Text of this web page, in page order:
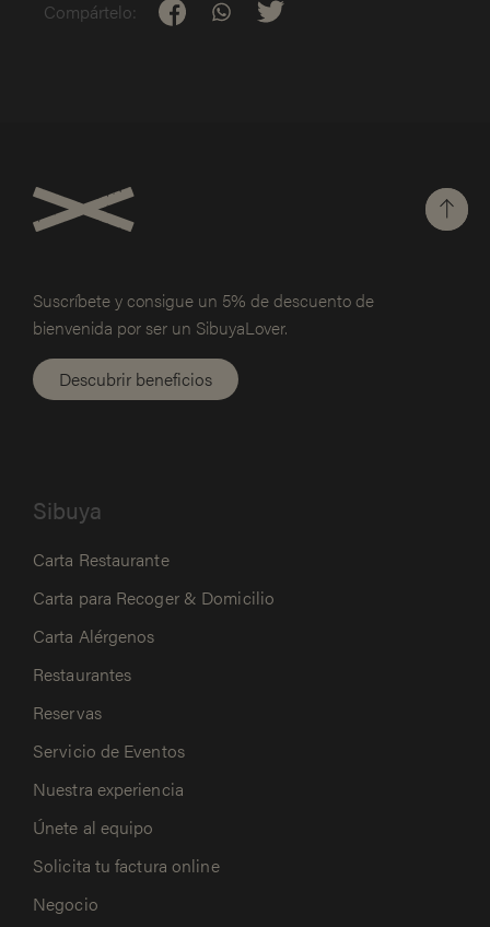
Compártelo:
Suscríbete y consigue un 5% dedescuento de
bienvenida por ser un SibuyaLover.
Descubrir beneficios
Sibuya
Carta Restaurante
Carta para Recoger & Domicilio
Carta Alérgenos
Restaurantes
Reservas
Servicio de Eventos
Nuestra experiencia
Únete al equipo
Solicita tu factura online
Negocio